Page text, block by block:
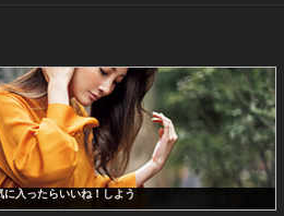
に入ったらいいね！しよう